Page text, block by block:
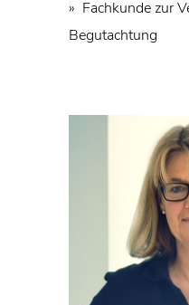
» Fachkunde zur
Begutachtung